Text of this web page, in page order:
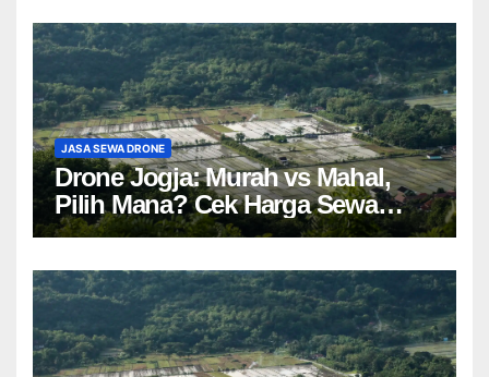
JASA SEWA DRONE
Drone Jogja: Murah vs Mahal,
Pilih Mana? Cek Harga Sewa
Drone Yogyakarta!